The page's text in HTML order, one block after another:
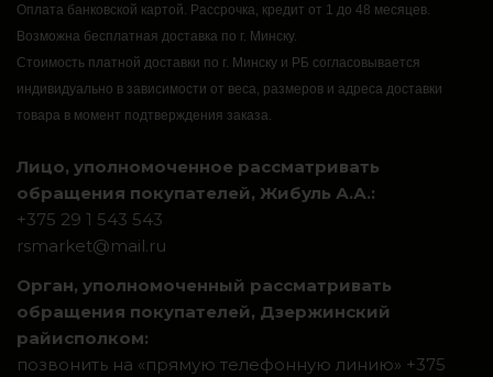
Оплата банковской картой. Рассрочка, кредит от 1 до 48 месяцев.
Возможна бесплатная доставка по г. Минску.
Стоимость платной доставки по г. Минску и РБ согласовывается
индивидуально в зависимости от веса, размеров и адреса доставки
товара в момент подтверждения заказа.
Лицо, уполномоченное рассматривать
обращения покупателей, Жибуль А.А.:
+375 29 1 543 543
rsmarket@mail.ru
Орган, уполномоченный рассматривать
обращения покупателей, Дзержинский
райисполком:
позвонить на «прямую телефонную линию» +375